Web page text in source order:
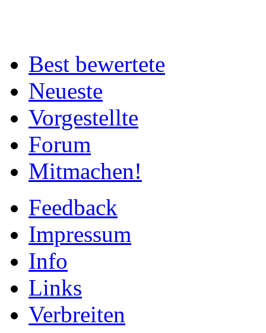
Best bewertete
Neueste
Vorgestellte
Forum
Mitmachen!
Feedback
Impressum
Info
Links
Verbreiten